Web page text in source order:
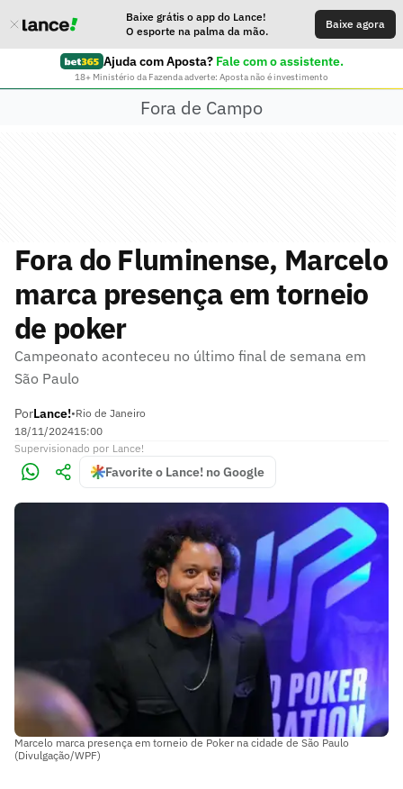
Baixe grátis o app do Lance!
O esporte na palma da mão.
Baixe agora
Ajuda com Aposta? Fale com o assistente.
18+ Ministério da Fazenda adverte: Aposta não é investimento
Fora de Campo
Fora do Fluminense, Marcelo
marca presença em torneio
de poker
Campeonato aconteceu no último final de semana em
São Paulo
PorLance!•Rio de Janeiro
18/11/202415:00
Supervisionado por Lance!
Favorite o Lance! no Google
Marcelo marca presença em torneio de Poker na cidade de São Paulo
(Divulgação/WPF)